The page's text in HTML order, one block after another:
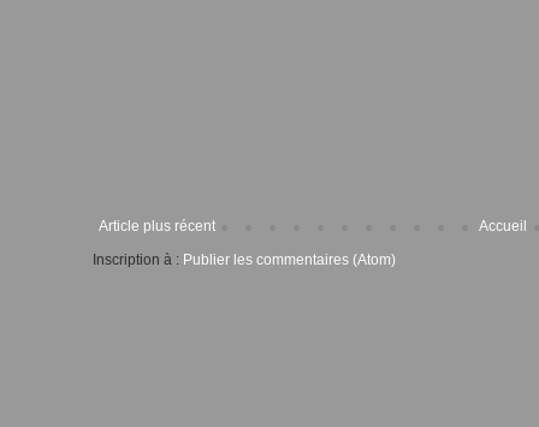
Article plus récent
Accueil
Inscription à : Publier les commentaires (Atom)